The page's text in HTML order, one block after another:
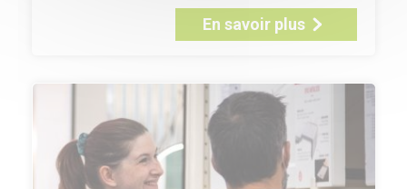
Négociation et Digitalisation de la Relation Client
En savoir plus